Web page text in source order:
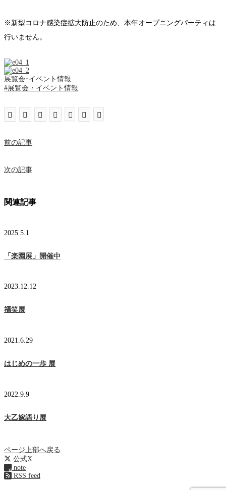
※新型コロナ感染症拡大防止のため、本年オープニングパーティは
行いません。
展覧会･イベント情報
#展覧会・イベント情報
前の記事
次の記事
関連記事
2025.5.1
​「楽園展」開催中
2023.12.12
福笑展
2021.6.29
はじめの一歩 展
2022.9.9
大乙嫁語り展
ページ上部へ戻る
公式X
note
RSS feed